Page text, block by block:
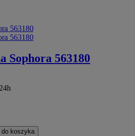
Sophora 563180